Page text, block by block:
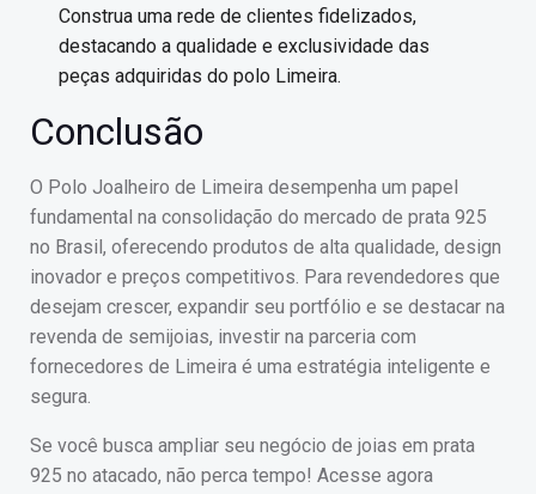
Construa uma rede de clientes fidelizados,
destacando a qualidade e exclusividade das
peças adquiridas do polo Limeira.
Conclusão
O Polo Joalheiro de Limeira desempenha um papel
fundamental na consolidação do mercado de prata 925
no Brasil, oferecendo produtos de alta qualidade, design
inovador e preços competitivos. Para revendedores que
desejam crescer, expandir seu portfólio e se destacar na
revenda de semijoias, investir na parceria com
fornecedores de Limeira é uma estratégia inteligente e
segura.
Se você busca ampliar seu negócio de joias em prata
925 no atacado, não perca tempo! Acesse agora